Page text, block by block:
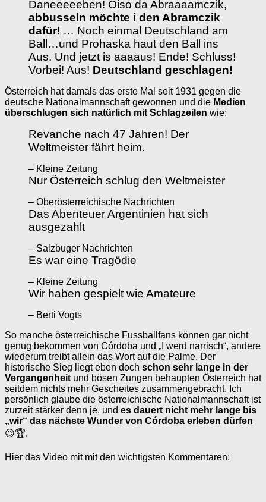
Daneeeeeben! Oiso da Abraaaamczik,
abbusseln möchte i den Abramczik
dafür! … Noch einmal Deutschland am
Ball…und Prohaska haut den Ball ins
Aus. Und jetzt is aaaaus! Ende! Schluss!
Vorbei! Aus! Deutschland geschlagen!
Österreich hat damals das erste Mal seit 1931 gegen die
deutsche Nationalmannschaft gewonnen und die Medien
überschlugen sich natürlich mit Schlagzeilen wie:
Revanche nach 47 Jahren! Der
Weltmeister fährt heim.
– Kleine Zeitung
Nur Österreich schlug den Weltmeister
– Oberösterreichische Nachrichten
Das Abenteuer Argentinien hat sich
ausgezahlt
– Salzbuger Nachrichten
Es war eine Tragödie
– Kleine Zeitung
Wir haben gespielt wie Amateure
– Berti Vogts
So manche österreichische Fussballfans können gar nicht
genug bekommen von Córdoba und „I werd narrisch“, andere
wiederum treibt allein das Wort auf die Palme. Der
historische Sieg liegt eben doch schon sehr lange in der
Vergangenheit und bösen Zungen behaupten Österreich hat
seitdem nichts mehr Gescheites zusammengebracht. Ich
persönlich glaube die österreichische Nationalmannschaft ist
zurzeit stärker denn je, und es dauert nicht mehr lange bis
„wir“ das nächste Wunder von Córdoba erleben dürfen
😉🏆.
Hier das Video mit mit den wichtigsten Kommentaren: